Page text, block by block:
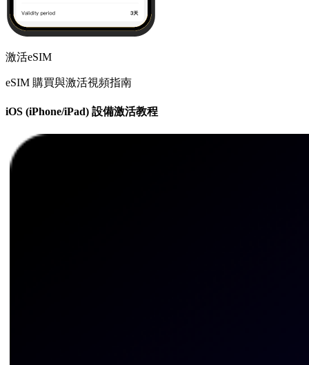
激活eSIM
eSIM 購買與激活視頻指南
iOS (iPhone/iPad) 設備激活教程